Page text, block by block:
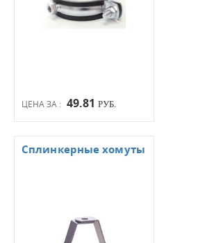
ЦЕНА ЗА : 49.81 РУБ.
Сплинкерные хомуты